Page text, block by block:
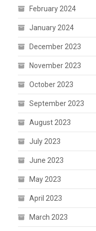
February 2024
January 2024
December 2023
November 2023
October 2023
September 2023
August 2023
July 2023
June 2023
May 2023
April 2023
March 2023